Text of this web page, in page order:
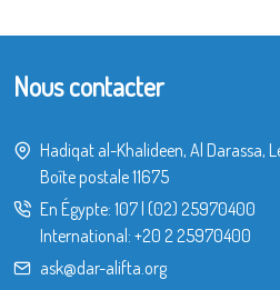
Nous contacter
Hadiqat al-Khalideen, Al Darassa,
Boîte postale 11675
En Égypte: 107 (02) 25970400
International: +20 2 25970400
ask@dar-alifta.org